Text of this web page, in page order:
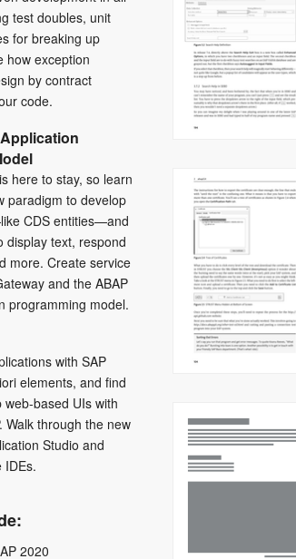
test doubles, unit
for breaking up
how exception
by contract
code.
here to stay, so learn
paradigm to develop
CDS entities—and
display text, respond
more. Create service
and the ABAP
programming model.
with SAP
elements, and find
based UIs with
Walk through the new
Studio and
IDEs.
2020